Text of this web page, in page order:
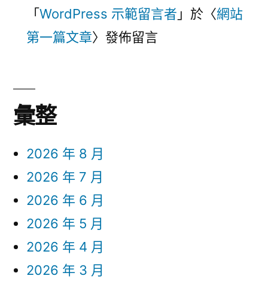
「 WordPress 示範留言者 」於〈網站
第一篇文章〉發佈留言
彙整
2026 年 8 月
2026 年 7 月
2026 年 6 月
2026 年 5 月
2026 年 4 月
2026 年 3 月